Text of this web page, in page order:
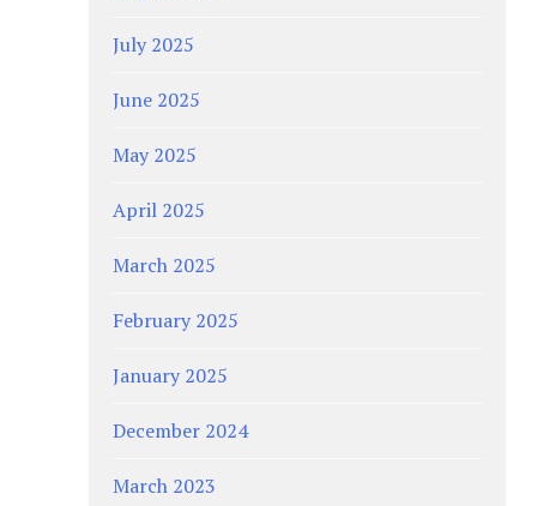
July 2025
June 2025
May 2025
April 2025
March 2025
February 2025
January 2025
December 2024
March 2023